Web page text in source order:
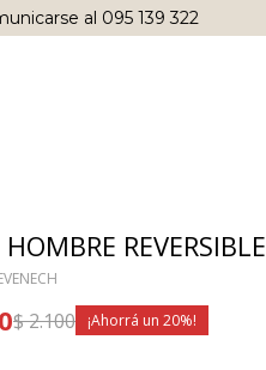
al 095 139 322
REVERSIBLE
$2.100 20